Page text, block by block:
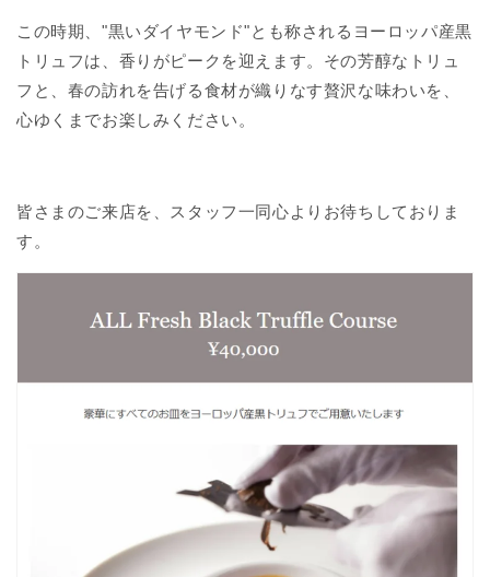
この時期、"黒いダイヤモンド"とも称されるヨーロッパ産黒
トリュフは、香りがピークを迎えます。その芳醇なトリュ
フと、春の訪れを告げる食材が織りなす贅沢な味わいを、
心ゆくまでお楽しみください。
皆さまのご来店を、スタッフ一同心よりお待ちしておりま
す。